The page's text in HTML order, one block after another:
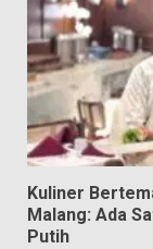
Kuliner
Malang: Ada
Putih